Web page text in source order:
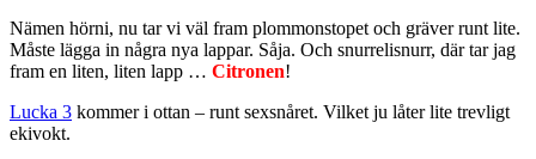
Nämen hörni, nu tar vi väl fram plommonstopet och gräver runt lite.
Måste lägga in några nya lappar. Såja. Och snurrelisnurr, där tar jag
fram en liten, liten lapp … Citronen!
Lucka 3 kommer i ottan – runt sexsnåret. Vilket ju låter lite trevligt
ekivokt.